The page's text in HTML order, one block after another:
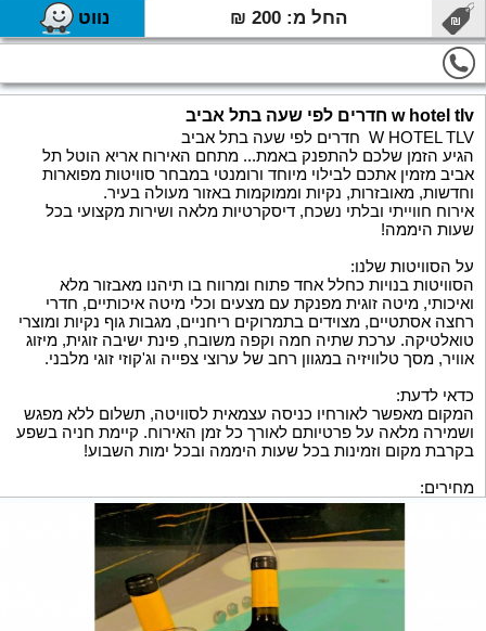
החל מ: 200 ₪ נווט
w hotel tlv חדרים לפי שעה בתל אביב
W HOTEL TLV חדרים לפי שעה בתל אביב
הגיע הזמן שלכם להתפנק באמת... מתחם האירוח אריא הוטל תל
אביב מזמין אתכם לבילוי מיוחד ורומנטי במבחר סוויטות מפוארות
וחדשות, מאובזרות, נקיות וממוקמות באזור מעולה בעיר.
אירוח חווייתי ובלתי נשכח, דיסקרטיות מלאה ושירות מקצועי בכל
שעות היממה!
על הסוויטות שלנו:
הסוויטות בנויות כחלל אחד פתוח ומרווח בו תיהנו מאבזור מלא
ואיכותי, מיטה זוגית מפנקת עם מצעים וכלי מיטה איכותיים, חדרי
רחצה אסתטיים, מצוידים בתמרוקים ריחניים, מגבות גוף נקיות ומוצרי
טואלטיקה. ערכת שתיה חמה וקפה משובח, פינת ישיבה זוגית, מיזוג
אוויר, מסך טלוויזיה במגוון רחב של ערוצי צפייה וג'קוזי זוגי מלבני.
כדאי לדעת:
המקום מאפשר לאורחיו כניסה עצמאית לסוויטה, תשלום ללא מפגש
ושמירה מלאה על פרטיותם לאורך כל זמן האירוח. קיימת חניה בשפע
בקרבת מקום וזמינות בכל שעות היממה ובכל ימות השבוע!
מחירים:
כל שעה נוספת - 50 ש''ח.
לילה בסוף שבוע - 650 ש''ח.